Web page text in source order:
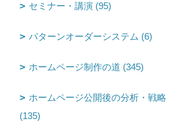
セミナー・講演 (95)
パターンオーダーシステム (6)
ホームページ制作の道 (345)
ホームページ公開後の分析・戦略
(135)